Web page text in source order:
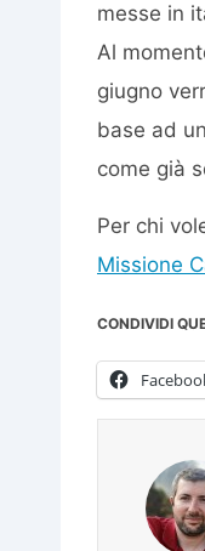
messe in
Al
giugno
base ad un
come già
Per chi
Missione
CONDIVIDI